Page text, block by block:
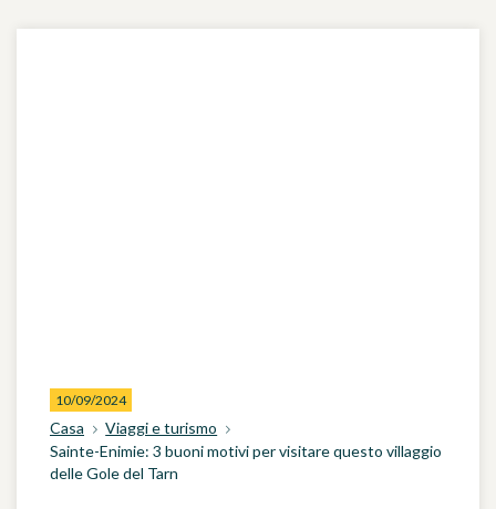
10/09/2024
Casa
Viaggi e turismo
Sainte-Enimie: 3 buoni motivi per visitare questo villaggio
delle Gole del Tarn